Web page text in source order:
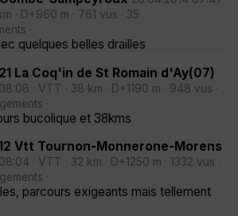
· D+960 m · 761 vus · 35
·
quelques belles drailles
La Coq'in de St Romain d'Ay(07)
· VTT · 38 km · D+1190 m · 948 vus ·
·
bucolique et 38kms
Vtt Tournon-Monnerone-Morens
· VTT · 32 km · D+1250 m · 1332 vus ·
·
parcours exigeants mais tellement